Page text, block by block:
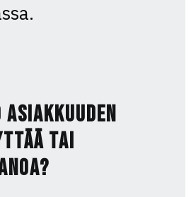
asiakkuuden
tai